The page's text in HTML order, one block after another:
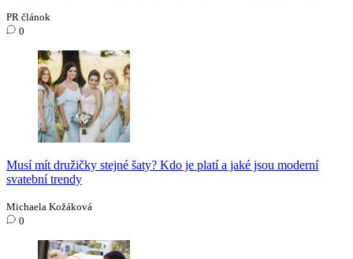
PR článok
0
Musí mít družičky stejné šaty? Kdo je platí a jaké jsou moderní
svatební trendy
Michaela Kožáková
0